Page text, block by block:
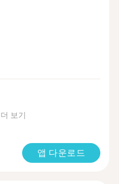
더 보기
앱 다운로드